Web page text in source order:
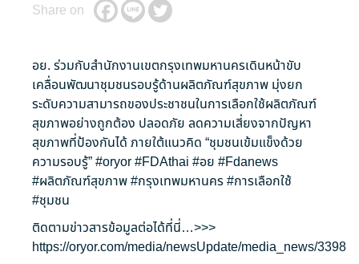
Share on
อย. ร่วมกับสำนักงานเขตกรุงเทพมหานครเดินหน้าขับ
เคลื่อนพัฒนาชุมชนรอบรู้ด้านผลิตภัณฑ์สุขภาพ มุ่งยก
ระดับความสามารถของประชาชนในการเลือกใช้ผลิตภัณฑ์
สุขภาพอย่างถูกต้อง ปลอดภัย ลดความเสี่ยงจากปัญหา
สุขภาพที่ป้องกันได้ ภายใต้แนวคิด “ชุมชนเข้มแข็งด้วย
ความรอบรู้”#oryor#FDAthai #อย #Fdanews
#ผลิตภัณฑ์สุขภาพ#กรุงเทพมหานคร#การเลือกใช้
#ชุมชน
ติดตามข่าวสารข้อมูลต่อได้ที่นี่…>>>
https://oryor.com/media/newsUpdate/media_news/3398